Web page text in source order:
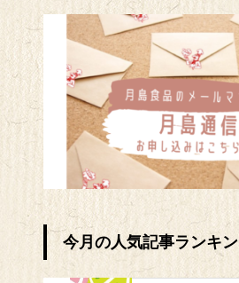
今月の人気記事ランキ